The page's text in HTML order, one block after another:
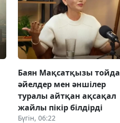
Баян Мақсатқызы тойда
әйелдер мен әншілер
туралы айтқан ақсақал
жайлы пікір білдірді
Бүгін, 06:22